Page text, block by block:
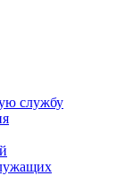
службу